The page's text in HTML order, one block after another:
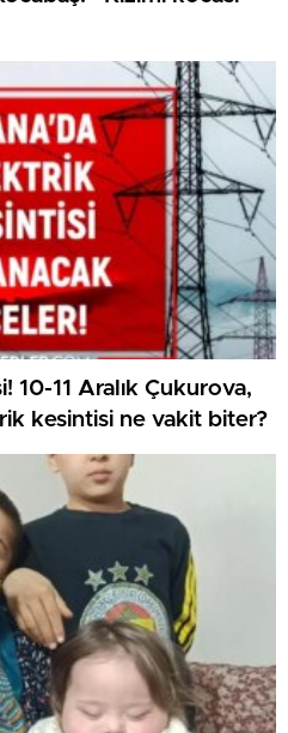
10-11 Aralık Çukurova,
kesintisi ne vakit biter?